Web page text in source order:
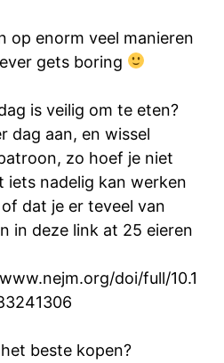
op enorm veel manieren
gets boring
is veilig om te eten?
dag aan, en wissel
zo hoef je niet
iets nadelig kan werken
dat je er teveel van
in deze link at 25 eieren
doi/full/10.1
beste kopen?